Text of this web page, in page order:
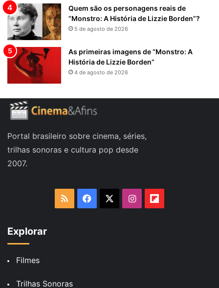
Quem são os personagens reais de
“Monstro: A História de Lizzie Borden”?
5 de agosto de 2026
As primeiras imagens de “Monstro: A
História de Lizzie Borden”
4 de agosto de 2026
Portal brasileiro sobre cinema, séries,
trilhas sonoras e cultura pop desde
2007.
RSS Facebook Instagram
Explorar
Filmes
Trilhas Sonoras